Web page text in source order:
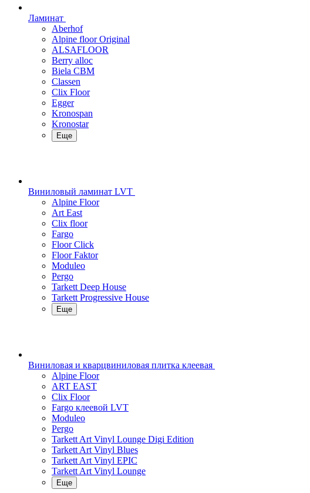
Ламинат
Aberhof
Alpine floor Original
ALSAFLOOR
Berry alloc
Biela CBM
Classen
Clix Floor
Egger
Kronospan
Kronostar
Еще
Виниловый ламинат LVT
Alpine Floor
Art East
Clix floor
Fargo
Floor Click
Floor Faktor
Moduleo
Pergo
Tarkett Deep House
Tarkett Progressive House
Еще
Виниловая и кварцвиниловая плитка клеевая
Alpine Floor
ART EAST
Clix Floor
Fargo клеевой LVT
Moduleo
Pergo
Tarkett Art Vinyl Lounge Digi Edition
Tarkett Art Vinyl Blues
Tarkett Art Vinyl EPIC
Tarkett Art Vinyl Lounge
Еще